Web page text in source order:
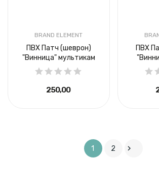
BRAND ELEMENT
ПВХ Патч (шеврон)
"Винница" мультикам
250,00 ₴
ПВХ
1 2 